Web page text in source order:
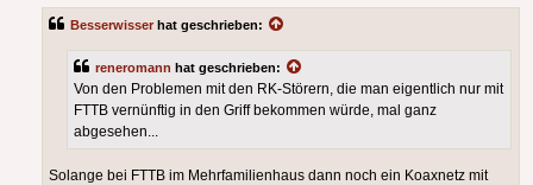
Besserwisser hat geschrieben:
reneromann hat geschrieben:
Von den Problemen mit den RK-Störern, die man eigentlich nur mit
FTTB vernünftig in den Griff bekommen würde, mal ganz
abgesehen...
Solange bei FTTB im Mehrfamilienhaus dann noch ein Koaxnetz mit